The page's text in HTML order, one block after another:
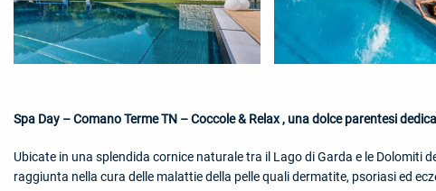
Spa Day – Comano Terme TN – Coccole & Relax , una dolce parentesi
Ubicate in una splendida cornice naturale tra il Lago di Garda e le Dolomiti
raggiunta nella cura delle malattie della pelle quali dermatite, psoriasi ed